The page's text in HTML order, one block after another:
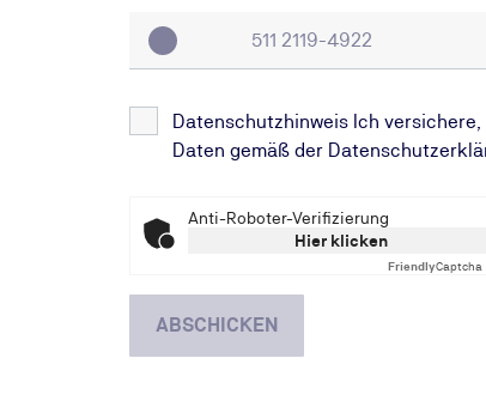
Datenschutzhinweis Ich versichere,
Daten gemäß der
Anti-Roboter-Verifizierung
Hier klicken
FriendlyCaptcha
ABSCHICKEN